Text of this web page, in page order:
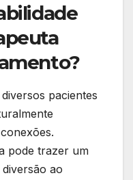
pacientes
pode trazer um
ao